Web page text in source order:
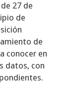
27 de
de
de
conocer en
datos, con